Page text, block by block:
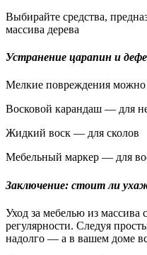
Выбирайте средства,
массива дерева
Устранение царапин и
Мелкие повреждения можно
Восковой карандаш — для
Жидкий воск — для сколов
Мебельный маркер — для
Заключение: стоит ли
Уход за мебелью из массива
регулярности. Следуя
надолго — а в вашем доме